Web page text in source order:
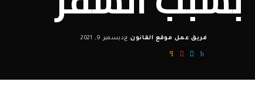
Posted
by
فريق عمل موقع القانون ديسمبر 9, 2021